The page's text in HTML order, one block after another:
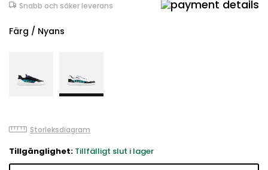
Snabb och säker leverans
Färg / Nyans
Storleksdiagram
Tillgänglighet: Tillfälligt slut i lager